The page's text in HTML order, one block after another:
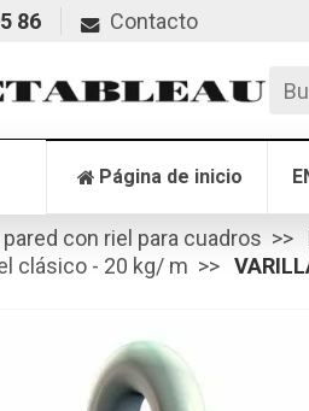
86 Contacto
Página de inicio
con riel para cuadros
clásico - 20 kg/ m